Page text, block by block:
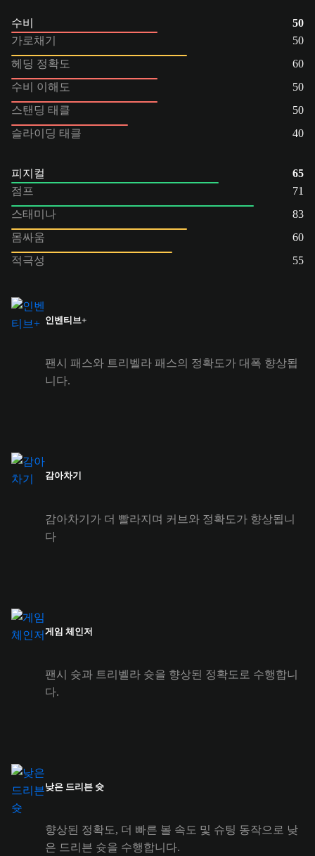
수비
50
가로채기
50
헤딩 정확도
60
수비 이해도
50
스탠딩 태클
50
슬라이딩 태클
40
피지컬
65
점프
71
스태미나
83
몸싸움
60
적극성
55
인벤티브+
팬시 패스와 트리벨라 패스의 정확도가 대폭 향상됩
니다.
감아차기
감아차기가 더 빨라지며 커브와 정확도가 향상됩니
다
게임 체인저
팬시 슛과 트리벨라 슛을 향상된 정확도로 수행합니
다.
낮은 드리븐 슛
향상된 정확도, 더 빠른 볼 속도 및 슈팅 동작으로 낮
은 드리븐 슛을 수행합니다.